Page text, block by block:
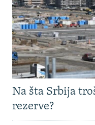
Na šta Srbija
rezerve?